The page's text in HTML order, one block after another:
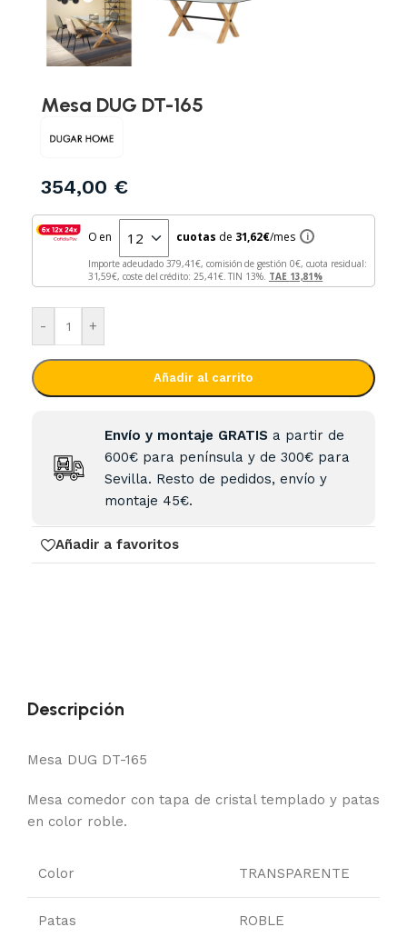
Mesa DUG DT-165
354,00 €
O en cuotas de 31,62€/mes i
Importe adeudado 379,41 €, comisión de gestión 0
€, cuota residual:
31,59
€, coste del crédito: 25,41€. TIN 13%. TAE 13,81%
- +
Añadir al carrito
Envío y montaje GRATIS a partir de
600€ para península y de 300€ para
Sevilla. Resto de pedidos, envío y
montaje 45€.
Añadir a favoritos
Descripción
Mesa DUG DT-165
Mesa comedor con tapa de cristal templado y patas
en color roble.
Color TRANSPARENTE
Patas ROBLE